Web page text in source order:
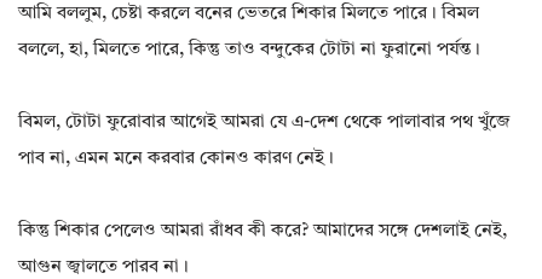
আমি বললুম, চেষ্টা করলে বনের ভেতরে শিকার মিলতে পারে। বিমল
বললে, হা, মিলতে পারে, কিন্তু তাও বন্দুকের টোটা না ফুরানো পর্যন্ত।
বিমল, টোটা ফুরোবার আগেই আমরা যে এ-দেশ থেকে পালাবার পথ খুঁজে
পাব না, এমন মনে করবার কোনও কারণ নেই।
কিন্তু শিকার পেলেও আমরা রাঁধব কী করে? আমাদের সঙ্গে দেশলাই নেই,
আগুন জ্বালতে পারব না।